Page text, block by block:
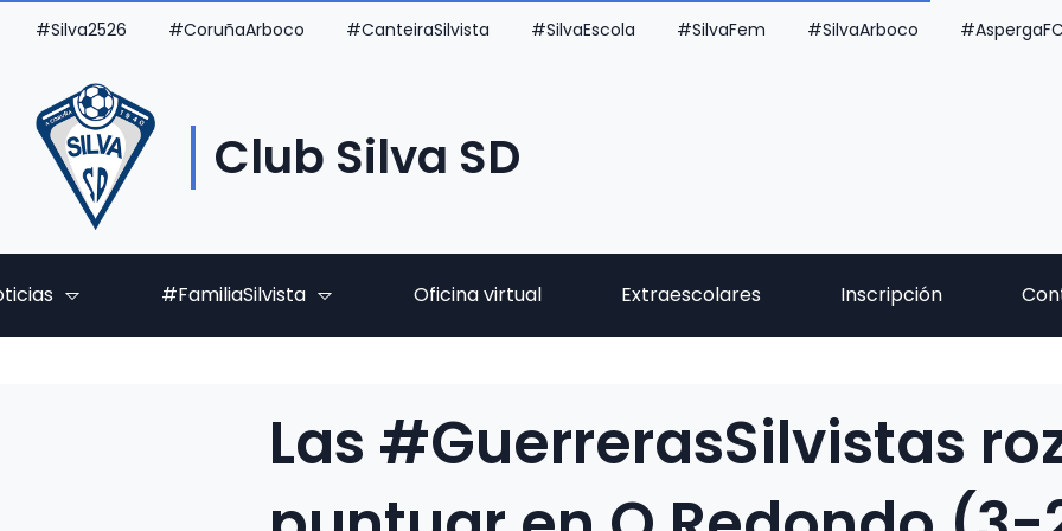
#Silva2526 #CoruñaArboco #CanteiraSilvista #SilvaEscola #SilvaFem #SilvaArboco #AspergaFC
Club Silva SD
#FamiliaSilvista Oficina virtual Extraescolares Inscripción
Las #GuerrerasSilvistas